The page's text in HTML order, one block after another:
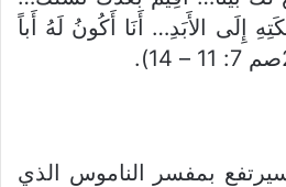
إِلَى الأَبَدِ… أَنَا أَكُونُ لَهُ أَباً
بمفسر الناموس الذي